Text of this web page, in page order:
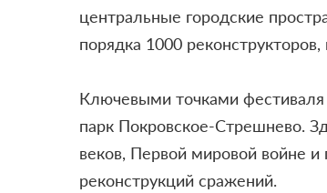
центральные городские
порядка 1000
Ключевыми точками
парк Покровское-Стрешнево.
веков, Первой мировой войне
реконструкций сражений.